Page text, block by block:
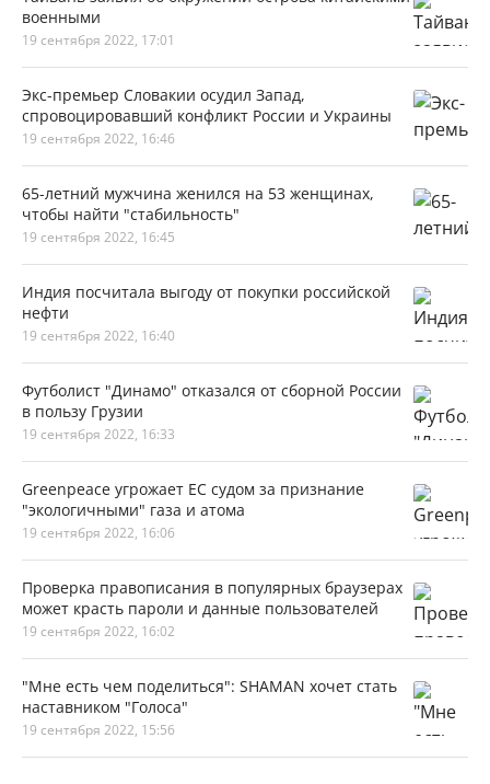
военными
19 сентября 2022, 17:01
Экс-премьер Словакии осудил Запад,
спровоцировавший конфликт России и Украины
19 сентября 2022, 16:46
65-летний мужчина женился на 53 женщинах,
чтобы найти "стабильность"
19 сентября 2022, 16:45
Индия посчитала выгоду от покупки российской
нефти
19 сентября 2022, 16:40
Футболист "Динамо" отказался от сборной России
в пользу Грузии
19 сентября 2022, 16:33
Greenpeace угрожает ЕС судом за признание
"экологичными" газа и атома
19 сентября 2022, 16:06
Проверка правописания в популярных браузерах
может красть пароли и данные пользователей
19 сентября 2022, 16:02
"Мне есть чем поделиться": SHAMAN хочет стать
наставником "Голоса"
19 сентября 2022, 15:56